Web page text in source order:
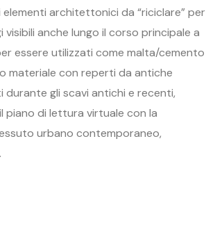
architettonici da “riciclare” per
anche lungo il corso principale a
essere utilizzati come malta/cemento
materiale con reperti da antiche
gli scavi antichi e recenti,
piano di lettura virtuale con la
urbano contemporaneo,